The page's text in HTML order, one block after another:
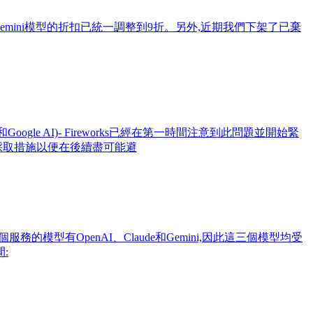
模型的折扣已統一調整到9折。另外,近期我們下架了已棄
AI)- Fireworks已經在第一時間注意到此問題並開始緊
措施以便在後續盡可能避
務的模型有OpenAI、Claude和Gemini,因此這三個模型均受
: